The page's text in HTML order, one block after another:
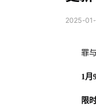
2025-
罪
1月
限